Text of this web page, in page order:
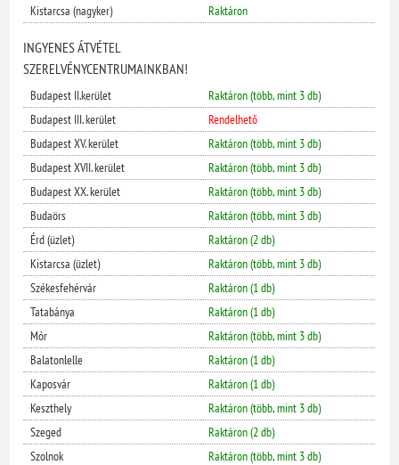
Kistarcsa (nagyker)
Raktáron
INGYENES ÁTVÉTEL
SZERELVÉNYCENTRUMAINKBAN!
Budapest II.kerület
Raktáron (több, mint 3 db)
Budapest III. kerület
Rendelhető
Budapest XV. kerület
Raktáron (több, mint 3 db)
Budapest XVII. kerület
Raktáron (több, mint 3 db)
Budapest XX. kerület
Raktáron (több, mint 3 db)
Budaörs
Raktáron (több, mint 3 db)
Érd (üzlet)
Raktáron (2 db)
Kistarcsa (üzlet)
Raktáron (több, mint 3 db)
Székesfehérvár
Raktáron (1 db)
Tatabánya
Raktáron (1 db)
Mór
Raktáron (több, mint 3 db)
Balatonlelle
Raktáron (1 db)
Kaposvár
Raktáron (1 db)
Keszthely
Raktáron (több, mint 3 db)
Szeged
Raktáron (2 db)
Szolnok
Raktáron (több, mint 3 db)